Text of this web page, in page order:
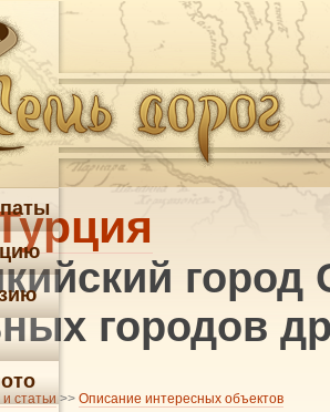
город
городов
статьи >> Описание интересных объектов